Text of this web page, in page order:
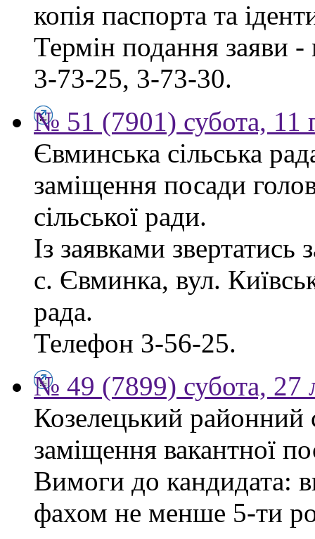
копія паспорта та
Термін подання заяви
3-73-25, 3-73-30.
№ 51 (7901) субота, 11
Євминська сільська
заміщення посади
сільської ради.
Із заявками
с. Євминка, вул.
рада.
Телефон 3-56-25.
№ 49 (7899) субота, 27
Козелецький районний
заміщення вакантної
Вимоги до кандидата:
фахом не менше 5-ти